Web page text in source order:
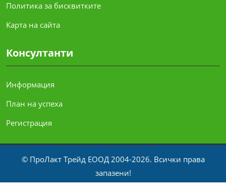
Политика за бисквитките
Карта на сайта
Консултанти
Информация
План на успеха
Регистрация
© ПроЛакт Трейд ЕООД 2004-2026. Всички права
запазени!